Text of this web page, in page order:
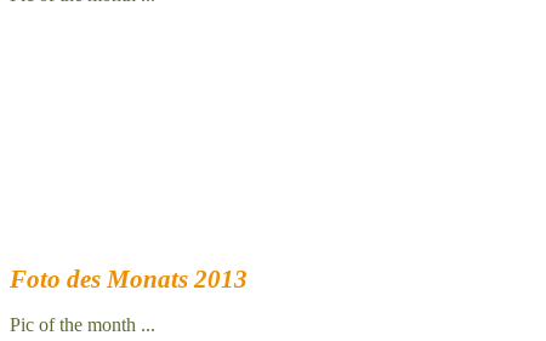
Foto des Monats 2013
Pic of the month ...